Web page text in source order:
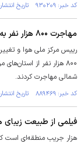
کد خبر: ۹۳۰۲۰۹ تاریخ انتشار : ۱۴۰۳/۰۵/۳۰
مهاجرت ۸۰۰ هزار نفر به استان‌های شمالی به خاطر تغییرات اقلیمی
رییس مرکز ملی هوا و
۸۰۰ هزار نفر از
شمالی مهاجرت کردند.
کد خبر: ۸۸۹۴۶۹ تاریخ انتشار : ۱۴۰۲/۱۱/۰۹
فیلمی از طبیعت زیبای
هزار جریب منطقه‌ای است